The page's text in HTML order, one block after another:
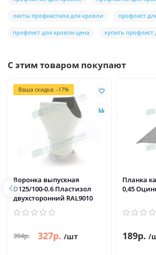
листы профнастила для кровли профлист
профлист для кровли цена купить профлист
С этим товаром покупают
Ваша скидка: -17%
Воронка выпускная
D125/100-0.6 Пластизол
двухсторонний RAL9010
394р. 327р. /шт
Планка
0,45
189р. /